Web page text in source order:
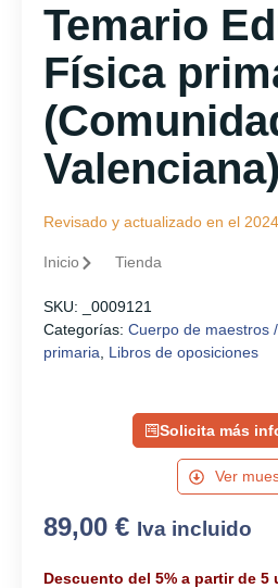
Temario
Física
Valenciana)
Revisado y actualizado en el 2024
Inicio Tienda
SKU:
_0009121
Categorías: Cuerpo de maestros
primaria
Libros de oposiciones
Solicita más
Ver
89,00 € Iva incluido
Descuento del 5% a partir de 5